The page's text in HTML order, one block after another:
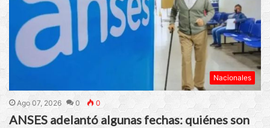
Nacionales
Ago 07, 2026 0 0
ANSES adelantó algunas fechas: quiénes son